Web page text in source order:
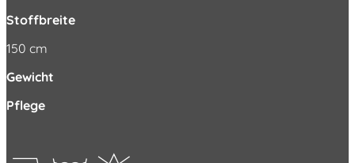
Stoffbreite
150 cm
Gewicht
Pflege